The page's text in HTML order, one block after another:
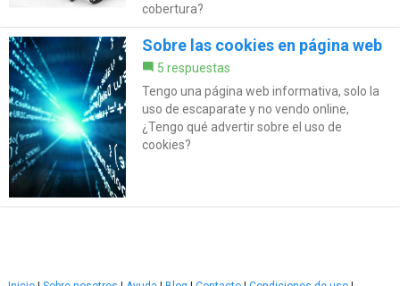
cobertura?
Sobre las cookies en página web
5 respuestas
Tengo una página web informativa, solo la
uso de escaparate y no vendo online,
¿Tengo qué advertir sobre el uso de
cookies?